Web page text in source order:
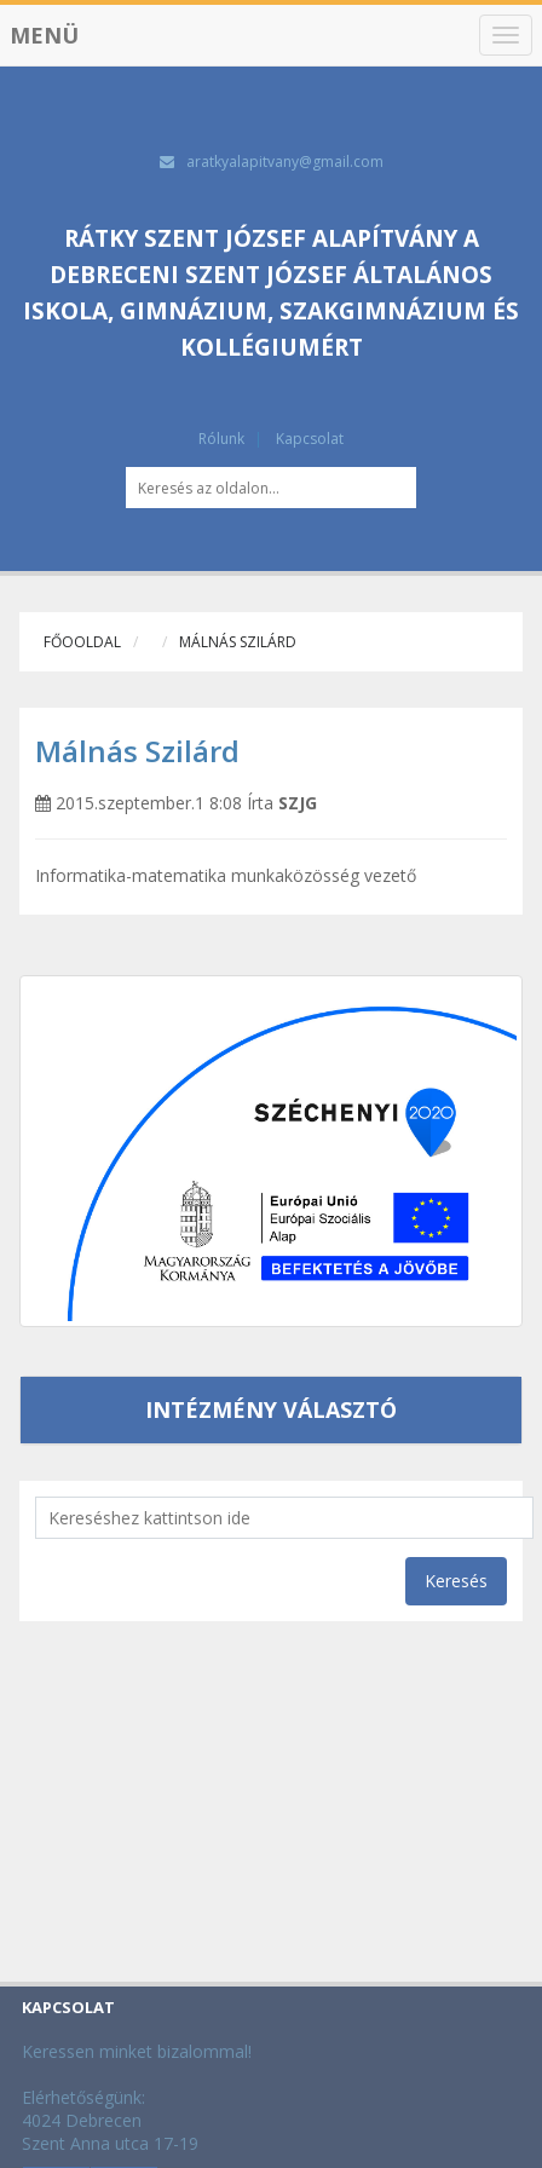
N
a
MENÜ
aratkyalapitvany@gmail.com
RÁTKY SZENT JÓZSEF ALAPÍTVÁNY A
DEBRECENI SZENT JÓZSEF ÁLTALÁNOS
ISKOLA, GIMNÁZIUM, SZAKGIMNÁZIUM ÉS
KOLLÉGIUMÉRT
Rólunk Kapcsolat
FŐOOLDAL MÁLNÁS SZILÁRD
Málnás Szilárd
2015.szeptember.1 8:08 Írta SZJG
Informatika-matematika munkaközösség vezető
INTÉZMÉNY VÁLASZTÓ
Keresés
KAPCSOLAT
Keressen minket bizalommal!
Elérhetőségünk:
4024 Debrecen
Szent Anna utca 17-19